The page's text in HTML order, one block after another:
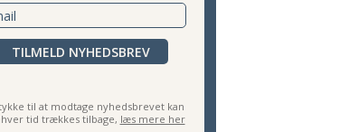
TILMELD NYHEDSBREV
til at modtage nyhedsbrevet kan
tid trækkes tilbage, læs mere her